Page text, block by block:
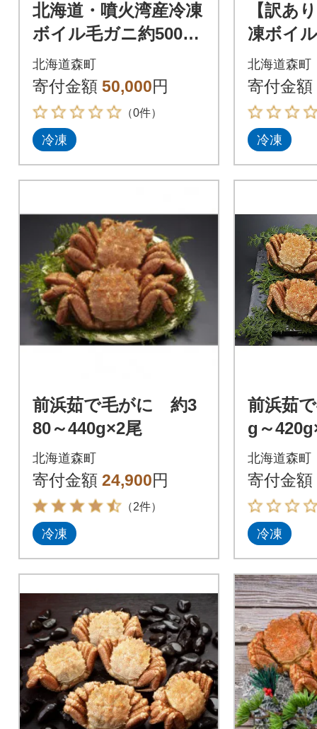
北海道・噴火湾産冷凍
ボイル毛ガニ約500g
前後×2尾
北海道森町
寄付金額 50,000円
（0件）
冷凍
【訳あ
凍ボイ
0g前後
北海道森町
寄付金額
冷凍
前浜茹で毛がに 約3
80～440g×2尾
北海道森町
寄付金額 24,900円
（2件）
冷凍
前浜茹
g～
北海道森町
寄付金額
冷凍